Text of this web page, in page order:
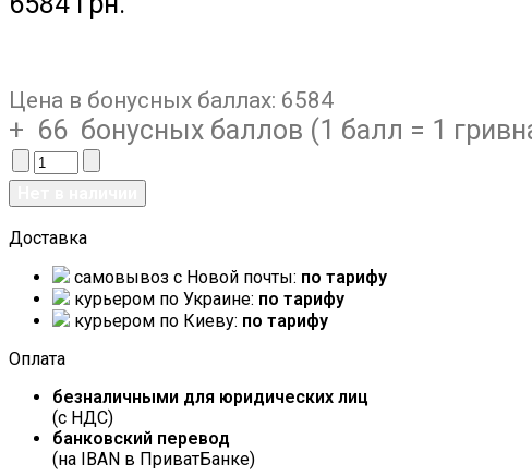
Цена в бонусных баллах: 6584
+ 66 бонусных баллов (1 балл = 1
Доставка
самовывоз c Новой почты: по тарифу
курьером по Украине: по тарифу
курьером по Киеву: по тарифу
Оплата
безналичными для юридических лиц
(с НДС)
банковский перевод
(на IBAN в ПриватБанке)